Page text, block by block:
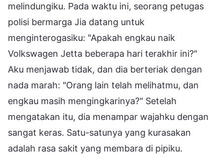
melindungiku. Pada waktu ini, seorang petugas
polisi bermarga Jia datang untuk
menginterogasiku: "Apakah engkau naik
Volkswagen Jetta beberapa hari terakhir ini?"
Aku menjawab tidak, dan dia berteriak dengan
nada marah: "Orang lain telah melihatmu, dan
engkau masih mengingkarinya?" Setelah
mengatakan itu, dia menampar wajahku dengan
sangat keras. Satu-satunya yang kurasakan
adalah rasa sakit yang membara di pipiku.